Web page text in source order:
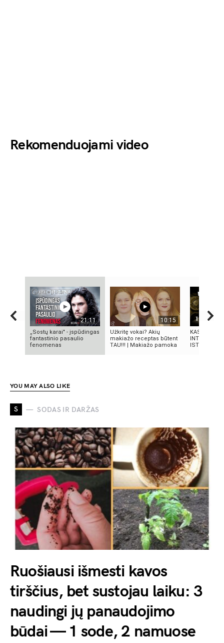
Rekomenduojami video
21:11
„Sostų karai" - įspūdingas
fantastinio pasaulio
fenomenas
10:15
Užkritę vokai? Akių
makiažo receptas būtent
TAU!!! | Makiažo pamoka
KAS
ISTORIJA IR
YOU MAY ALSO LIKE
S SODAS IR DARŽAS
Ruošiausi išmesti kavos
tirščius, bet sustojau laiku: 3
naudingi jų panaudojimo
būdai — 1 sode, 2 namuose